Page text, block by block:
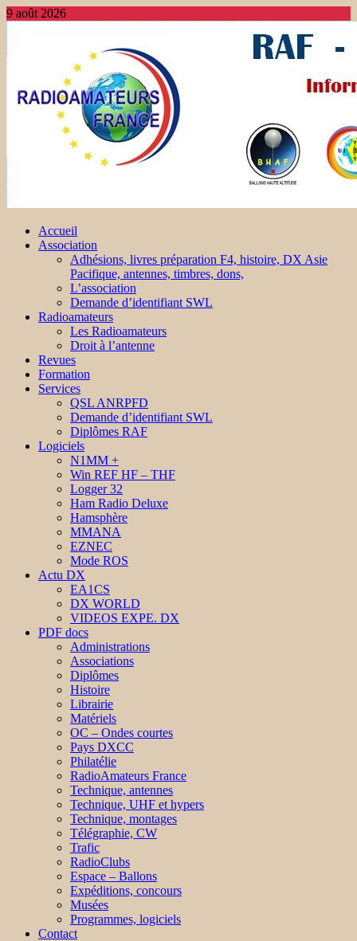
9 août 2026
Accueil
Association
Adhésions, livres préparation F4, histoire, DX Asie
Pacifique, antennes, timbres, dons,
L’association
Demande d’identifiant SWL
Radioamateurs
Les Radioamateurs
Droit à l’antenne
Revues
Formation
Services
QSL ANRPFD
Demande d’identifiant SWL
Diplômes RAF
Logiciels
N1MM +
Win REF HF – THF
Logger 32
Ham Radio Deluxe
Hamsphère
MMANA
EZNEC
Mode ROS
Actu DX
EA1CS
DX WORLD
VIDEOS EXPE. DX
PDF docs
Administrations
Associations
Diplômes
Histoire
Librairie
Matériels
OC – Ondes courtes
Pays DXCC
Philatélie
RadioAmateurs France
Technique, antennes
Technique, UHF et hypers
Technique, montages
Télégraphie, CW
Trafic
RadioClubs
Espace – Ballons
Expéditions, concours
Musées
Programmes, logiciels
Contact